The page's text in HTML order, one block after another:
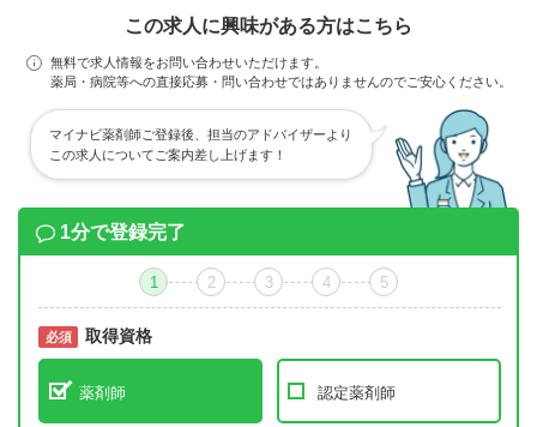
この求人に興味がある方はこちら
無料で求人情報をお問い合わせいただけます。
薬局・病院等への直接応募・問い合わせではありませんのでご安心ください。
マイナビ薬剤師ご登録後、担当のアドバイザーより
この求人についてご案内差し上げます！
1分で登録完了
1 2 3 4 5
必須 取得資格
薬剤師 認定薬剤師